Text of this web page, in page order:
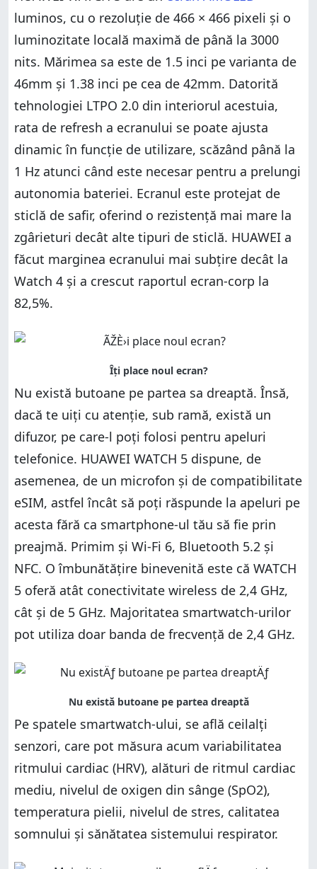
luminos, cu o rezoluție de 466 × 466 pixeli și o
luminozitate locală maximă de până la 3000
nits. Mărimea sa este de 1.5 inci pe varianta de
46mm și 1.38 inci pe cea de 42mm. Datorită
tehnologiei LTPO 2.0 din interiorul acestuia,
rata de refresh a ecranului se poate ajusta
dinamic în funcție de utilizare, scăzând până la
1 Hz atunci când este necesar pentru a prelungi
autonomia bateriei. Ecranul este protejat de
sticlă de safir, oferind o rezistență mai mare la
zgârieturi decât alte tipuri de sticlă. HUAWEI a
făcut marginea ecranului mai subțire decât la
Watch 4 și a crescut raportul ecran-corp la
82,5%.
Nu există butoane pe partea sa dreaptă. Însă,
dacă te uiți cu atenție, sub ramă, există un
difuzor, pe care-l poți folosi pentru apeluri
telefonice. HUAWEI WATCH 5 dispune, de
asemenea, de un microfon și de compatibilitate
eSIM, astfel încât să poți răspunde la apeluri pe
acesta fără ca smartphone-ul tău să fie prin
preajmă. Primim și Wi-Fi 6, Bluetooth 5.2 și
NFC. O îmbunătățire binevenită este că WATCH
5 oferă atât conectivitate wireless de 2,4 GHz,
cât și de 5 GHz. Majoritatea smartwatch-urilor
pot utiliza doar banda de frecvență de 2,4 GHz.
Pe spatele smartwatch-ului, se află ceilalți
senzori, care pot măsura acum variabilitatea
ritmului cardiac (HRV), alături de ritmul cardiac
mediu, nivelul de oxigen din sânge (SpO2),
temperatura pielii, nivelul de stres, calitatea
somnului și sănătatea sistemului respirator.